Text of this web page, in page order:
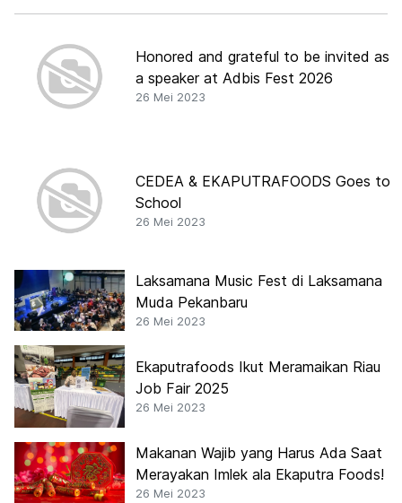
Honored and grateful to be invited as
a speaker at Adbis Fest 2026
26 Mei 2023
CEDEA & EKAPUTRAFOODS Goes to
School
26 Mei 2023
Laksamana Music Fest di Laksamana
Muda Pekanbaru
26 Mei 2023
Ekaputrafoods Ikut Meramaikan Riau
Job Fair 2025
26 Mei 2023
Makanan Wajib yang Harus Ada Saat
Merayakan Imlek ala Ekaputra Foods!
26 Mei 2023